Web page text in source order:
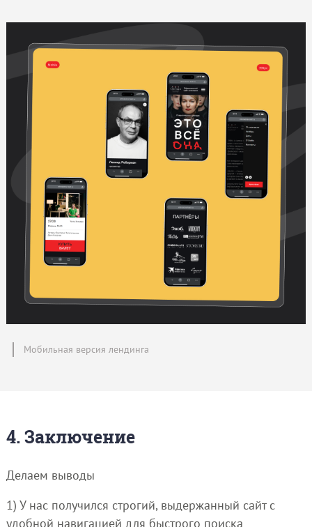
Мобильная версия лендинга
4. Заключение
Делаем выводы
1) У нас получился строгий, выдержанный сайт с
удобной навигацией для быстрого поиска